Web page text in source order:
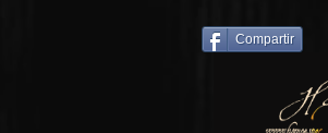
Compartir